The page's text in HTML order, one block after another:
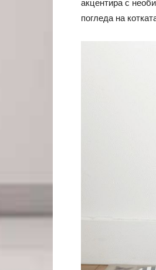
акцентира с
погледа на